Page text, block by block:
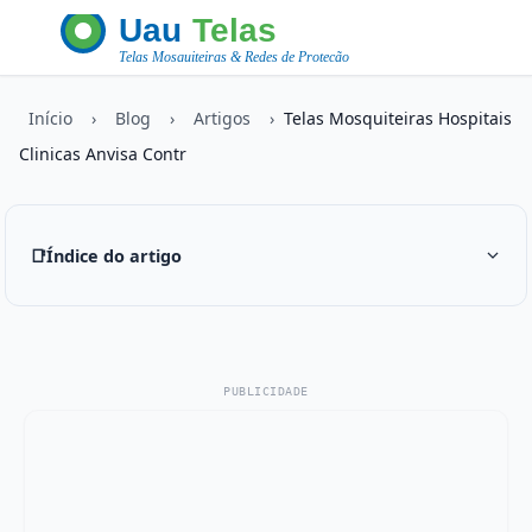
Início › Blog › Artigos › Telas Mosquiteiras Hospitais
Clinicas Anvisa Contr
📑Índice do artigo
PUBLICIDADE